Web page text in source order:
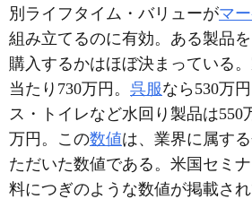
別ライフタイム・バリューがマ
組み立てるのに有効。ある製品
購入するかはほぼ決まっている
当たり730万円。 呉服なら530万
ス・トイレなど水回り製品は550
万円。この数値は、業界に属す
ただいた数値である。米国セミ
料につぎのような数値が掲載され